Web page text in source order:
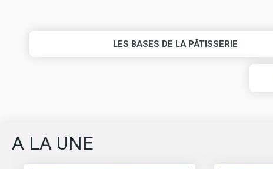
LES BASES DE LA PÂTISSERIE
A LA UNE